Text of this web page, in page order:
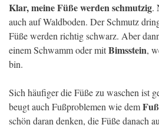
Klar, meine Füße werden schmutzig.
auch auf Waldboden. Der Schmutz
Füße werden richtig schwarz. Aber
einem Schwamm oder mitBimsstein,
bin.
Sich häufiger die Füße zu waschen ist
beugt auch Fußproblemen wie dem
schön daran denken, die Füße danach